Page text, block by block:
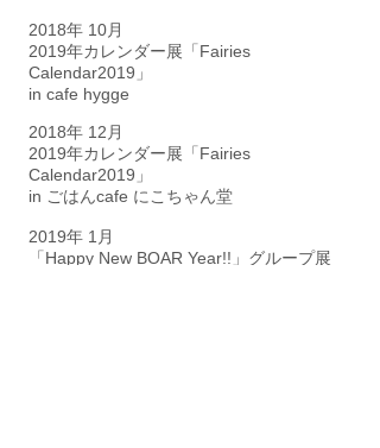
2018年 10月
2019年カレンダー展「Fairies
Calendar2019」
in cafe hygge
2018年 12月
2019年カレンダー展「Fairies
Calendar2019」
in ごはんcafe にこちゃん堂
2019年 1月
「Happy New BOAR Year!!」グループ展